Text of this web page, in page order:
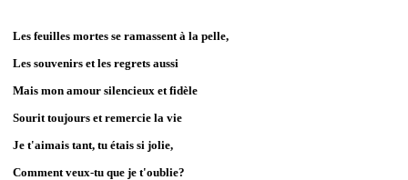
Les feuilles mortes se ramassent à la pelle,
Les souvenirs et les regrets aussi
Mais mon amour silencieux et fidèle
Sourit toujours et remercie la vie
Je t'aimais tant, tu étais si jolie,
Comment veux-tu que je t'oublie?